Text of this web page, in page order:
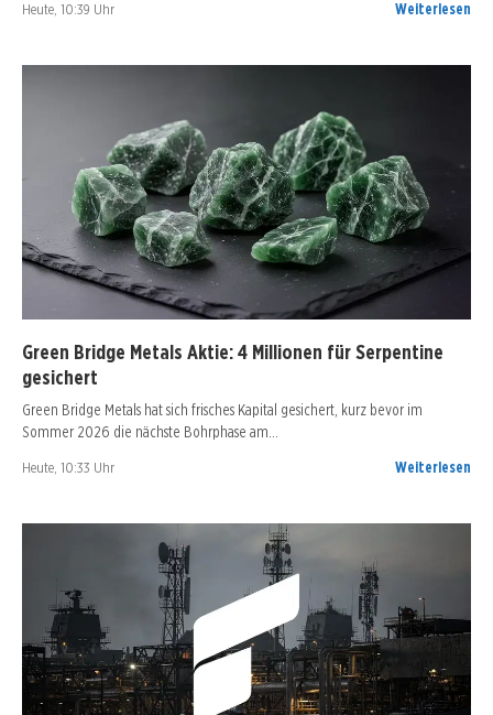
Heute, 10:39 Uhr Weiterlesen
Green Bridge Metals Aktie: 4 Millionen für Serpentine
gesichert
Green Bridge Metals hat sich frisches Kapital gesichert, kurz bevor im
Sommer 2026 die nächste Bohrphase am…
Heute, 10:33 Uhr Weiterlesen